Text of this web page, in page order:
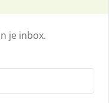
je inbox.